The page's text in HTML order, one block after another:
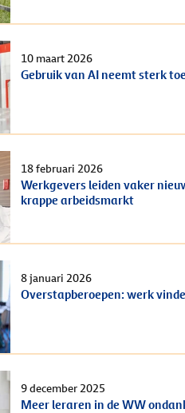
10 maart 2026
Gebruik van AI neemt sterk
18 februari 2026
Werkgevers leiden vaker
krappe arbeidsmarkt
8 januari 2026
Overstapberoepen: werk
9 december 2025
Meer leraren in de WW